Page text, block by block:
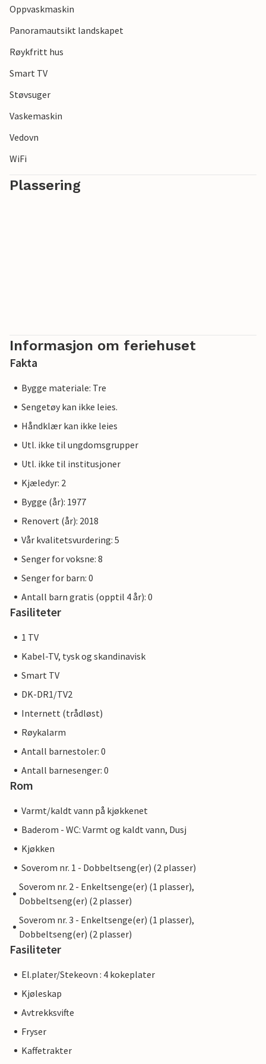
Oppvaskmaskin
Panoramautsikt landskapet
Røykfritt hus
Smart TV
Støvsuger
Vaskemaskin
Vedovn
WiFi
Plassering
Informasjon om feriehuset
Fakta
Bygge materiale: Tre
Sengetøy kan ikke leies.
Håndklær kan ikke leies
Utl. ikke til ungdomsgrupper
Utl. ikke til institusjoner
Kjæledyr: 2
Bygge (år): 1977
Renovert (år): 2018
Vår kvalitetsvurdering: 5
Senger for voksne: 8
Senger for barn: 0
Antall barn gratis (opptil 4 år): 0
Fasiliteter
1 TV
Kabel-TV, tysk og skandinavisk
Smart TV
DK-DR1/TV2
Internett (trådløst)
Røykalarm
Antall barnestoler: 0
Antall barnesenger: 0
Rom
Varmt/kaldt vann på kjøkkenet
Baderom - WC: Varmt og kaldt vann, Dusj
Kjøkken
Soverom nr. 1 - Dobbeltseng(er) (2 plasser)
Soverom nr. 2 - Enkeltsenge(er) (1 plasser),
Dobbeltseng(er) (2 plasser)
Soverom nr. 3 - Enkeltsenge(er) (1 plasser),
Dobbeltseng(er) (2 plasser)
Fasiliteter
El.plater/Stekeovn : 4 kokeplater
Kjøleskap
Avtrekksvifte
Fryser
Kaffetrakter